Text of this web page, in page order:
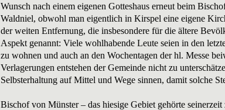
Wunsch nach einem eigenen Gotteshaus erneut beim
Waldniel, obwohl man eigentlich in Kirspel eine eigene
der weiten Entfernung, die insbesondere für die ältere
Aspekt genannt: Viele wohlhabende Leute seien in den
zu wohnen und auch an den Wochentagen der hl. Messe
Verlagerungen entstehen der Gemeinde nicht zu
Selbsterhaltung auf Mittel und Wege sinnen, damit solche
Bischof von Münster – das hiesige Gebiet gehörte